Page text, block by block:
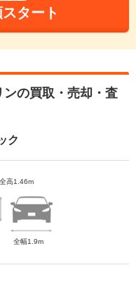
タート
の買取・売却・査
ク
全高1.46m
全幅1.9m